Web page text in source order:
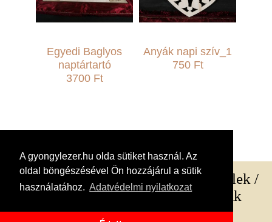
A gyongylezer.hu olda sütiket használ. Az
oldal böngészésével Ön hozzájárul a sütik
használatához. Adatvédelmi nyilatkozat
Egyedi Baglyos
naptártartó
3700 Ft
Anyák napi szív_1
750 Ft
Rólunk/Szállítási és fizetési feltételek /
ÁSZF/GDPR/Viszonteladóknak
Kapcsolat:
gyongylezer@gmail.com